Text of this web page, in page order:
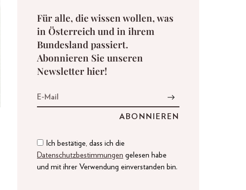
Für alle, die wissen wollen, was
in Österreich und in ihrem
Bundesland passiert.
Abonnieren Sie unseren
Newsletter hier!
Ich bestätige, dass ich die
Datenschutzbestimmungen gelesen habe
und mit ihrer Verwendung einverstanden bin.